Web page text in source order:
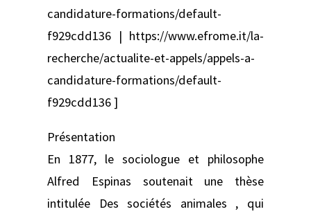
candidature-formations/default-
f929cdd136 | https://www.efrome.it/la-
recherche/actualite-et-appels/appels-a-
candidature-formations/default-
f929cdd136 ]
Présentation
En 1877, le sociologue et philosophe
Alfred Espinas soutenait une thèse
intitulée Des sociétés animales , qui